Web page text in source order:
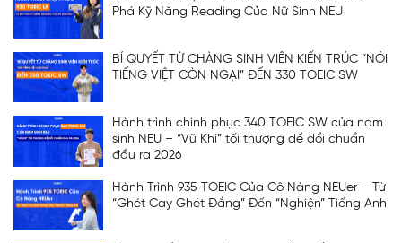
Phá Kỹ Năng Reading Của Nữ Sinh NEU
BÍ QUYẾT TỪ CHÀNG SINH VIÊN KIẾN TRÚC “NÓI
TIẾNG VIỆT CÒN NGẠI” ĐẾN 330 TOEIC SW
Hành trình chinh phục 340 TOEIC SW của nam
sinh NEU – “Vũ Khí” tối thượng để đổi chuẩn
đầu ra 2026
Hành Trình 935 TOEIC Của Cô Nàng NEUer – Từ
“Ghét Cay Ghét Đắng” Đến “Nghiện” Tiếng Anh